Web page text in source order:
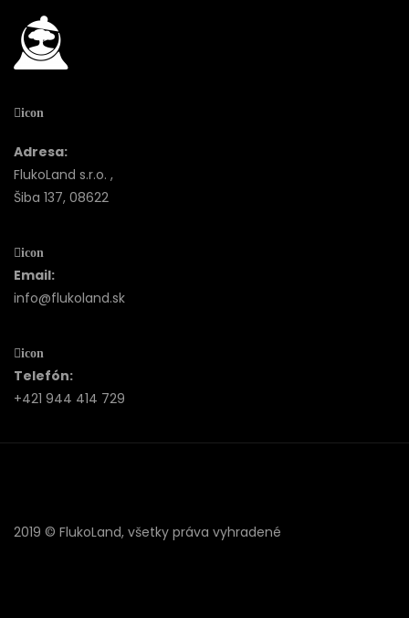
icon
Adresa:
FlukoLand s.r.o. ,
Šiba 137, 08622
icon
Email:
info@flukoland.sk
icon
Telefón:
+421 944 414 729
2019 © FlukoLand, všetky práva vyhradené